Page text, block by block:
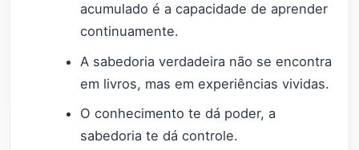
acumulado é a capacidade de aprender
continuamente.
A sabedoria verdadeira não se encontra
em livros, mas em experiências vividas.
O conhecimento te dá poder, a
sabedoria te dá controle.